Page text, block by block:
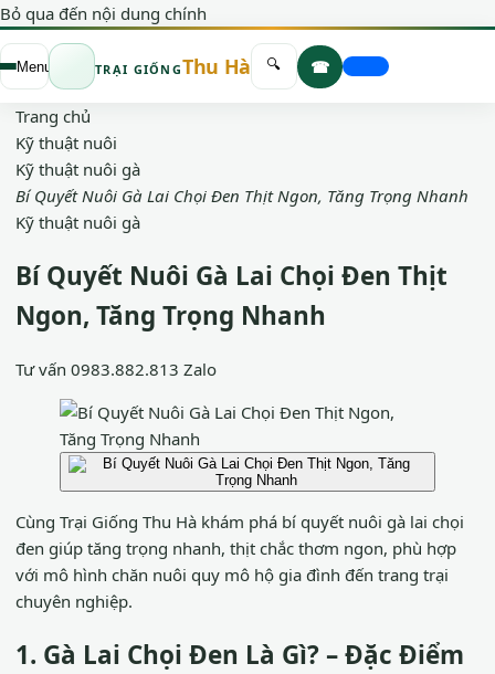
Bỏ qua đến nội dung chính
Menu TRẠI GIỐNGThu Hà 🔍 ☎
Trang chủ
Kỹ thuật nuôi
Kỹ thuật nuôi gà
Bí Quyết Nuôi Gà Lai Chọi Đen Thịt Ngon, Tăng Trọng Nhanh
Kỹ thuật nuôi gà
Bí Quyết Nuôi Gà Lai Chọi Đen Thịt
Ngon, Tăng Trọng Nhanh
Tư vấn 0983.882.813 Zalo
Cùng Trại Giống Thu Hà khám phá bí quyết nuôi gà lai chọi
đen giúp tăng trọng nhanh, thịt chắc thơm ngon, phù hợp
với mô hình chăn nuôi quy mô hộ gia đình đến trang trại
chuyên nghiệp.
1. Gà Lai Chọi Đen Là Gì? – Đặc Điểm